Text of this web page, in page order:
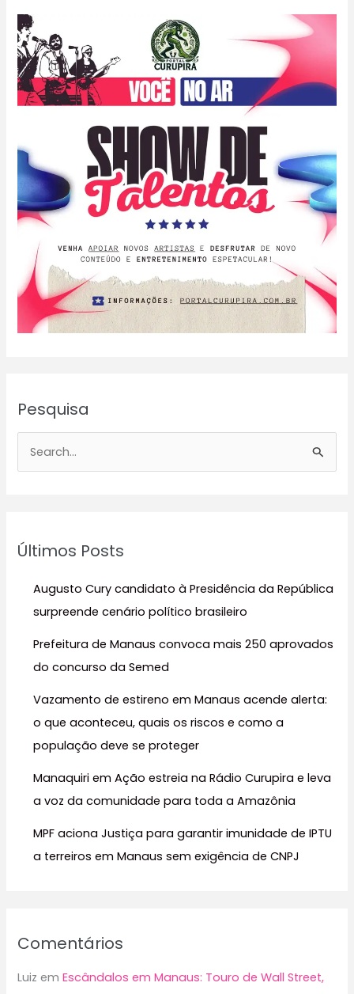
Pesquisa
iÚltimos Posts
Augusto Cury candidato à Presidência da República
surpreende cenário político brasileiro
Prefeitura de Manaus convoca mais 250 aprovados
do concurso da Semed
Vazamento de estireno em Manaus acende alerta:
o que aconteceu, quais os riscos e como a
população deve se proteger
Manaquiri em Ação estreia na Rádio Curupira e leva
a voz da comunidade para toda a Amazônia
MPF aciona Justiça para garantir imunidade de IPTU
a terreiros em Manaus sem exigência de CNPJ
Comentários
Luiz emEscândalos em Manaus: Touro de Wall Street,